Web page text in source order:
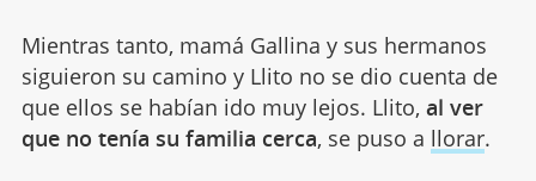
Mientras tanto, mamá Gallina y sus hermanos
siguieron su camino y Llito no se dio cuenta de
que ellos se habían ido muy lejos. Llito, al ver
que no tenía su familia cerca, se puso a llorar.